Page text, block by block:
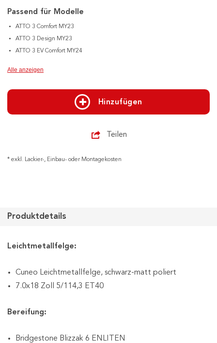
Passend für Modelle
ATTO 3 Comfort MY23
ATTO 3 Design MY23
ATTO 3 EV Comfort MY24
Alle anzeigen
Hinzufügen
Teilen
* exkl. Lackier-, Einbau- oder Montagekosten
Produktdetails
Leichtmetallfelge:
Cuneo Leichtmetallfelge, schwarz-matt poliert
7.0x18 Zoll 5/114,3 ET40
Bereifung:
Bridgestone Blizzak 6 ENLITEN